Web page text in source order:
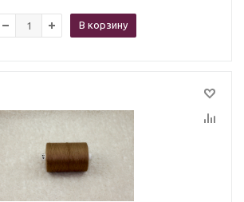
В корзину